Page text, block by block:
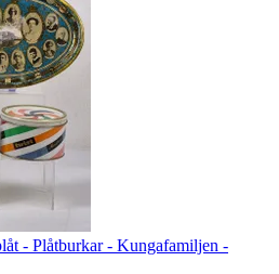
- Plåtburkar - Kungafamiljen -